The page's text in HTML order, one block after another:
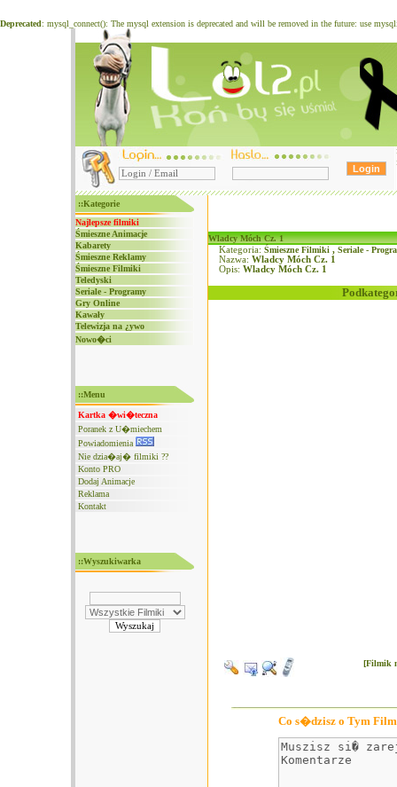
Deprecated: mysql_connect(): The mysql extension is deprecated and will be removed in the future: use
::Kategorie
Najlepsze filmiki
Śmieszne Animacje
Kabarety
Śmieszne Reklamy
Śmieszne Filmiki
Teledyski
Seriale - Programy
Gry Online
Kawały
Telewizja na ¿ywo
Nowo�ci
::Menu
Kartka �wi�teczna
Poranek z U�miechem
Powiadomienia
Nie dzia�aj� filmiki ??
Konto PRO
Dodaj Animacje
Reklama
Kontakt
::Wyszukiwarka
Wladcy Móch Cz. 1
Kategoria: Śmieszne Filmiki , Seriale -
Nazwa: Wladcy Móch Cz. 1
Opis: Wladcy Móch Cz. 1
[Filmik
Co s�dzisz o Tym